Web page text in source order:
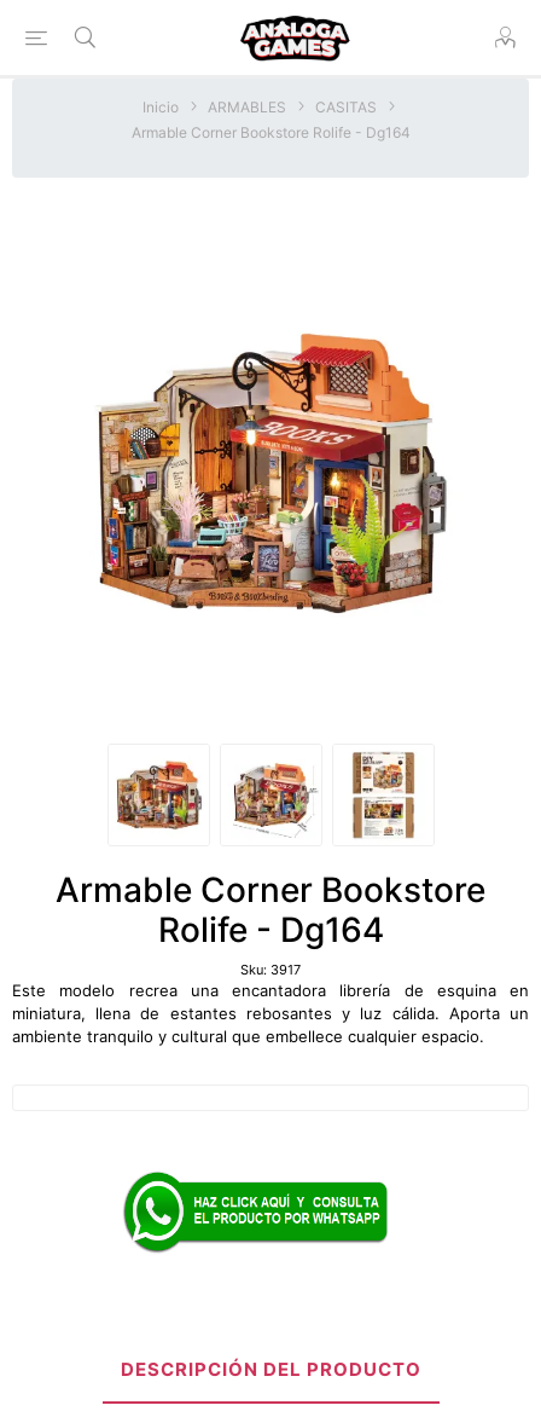
Inicio ARMABLES
CASITAS
Armable Corner Bookstore Rolife - Dg164
Armable Corner Bookstore
Rolife - Dg164
Sku: 3917
Este modelo recrea una encantadora librería de esquina en
miniatura, llena de estantes rebosantes y luz cálida. Aporta un
ambiente tranquilo y cultural que embellece cualquier espacio.
DESCRIPCIÓN DEL PRODUCTO